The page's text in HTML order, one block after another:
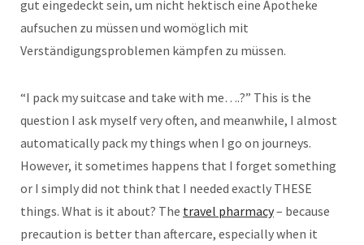
gut eingedeckt sein, um nicht hektisch eine Apotheke
aufsuchen zu müssen und womöglich mit
Verständigungsproblemen kämpfen zu müssen.
“I pack my suitcase and take with me….?” This is the
question I ask myself very often, and meanwhile, I almost
automatically pack my things when I go on journeys.
However, it sometimes happens that I forget something
or I simply did not think that I needed exactly THESE
things. What is it about? The travel pharmacy– because
precaution is better than aftercare, especially when it